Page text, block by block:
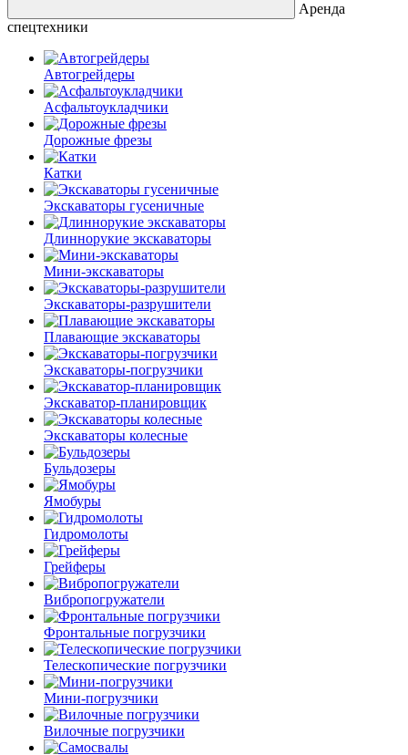
Аренда
спецтехники
Автогрейдеры
Асфальто­укладчики
Дорожные фрезы
Катки
Экскаваторы гусеничные
Длиннорукие экскаваторы
Мини-экскаваторы
Экскаваторы-разрушители
Плавающие экскаваторы
Экскаваторы-погрузчики
Экскаватор-планировщик
Экскаваторы колесные
Бульдозеры
Ямобуры
Гидромолоты
Грейферы
Вибро­погружатели
Фронтальные погрузчики
Телескопические погрузчики
Мини-погрузчики
Вилочные погрузчики